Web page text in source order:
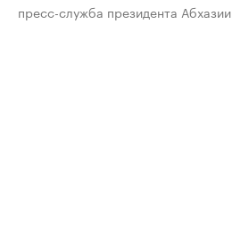
пресс-служба президента Абхазии